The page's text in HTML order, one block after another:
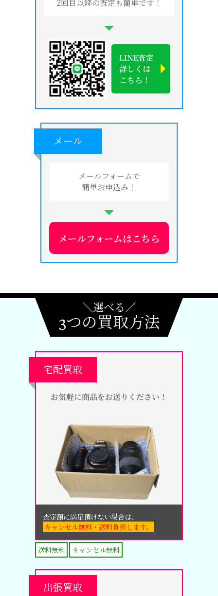
2回目以降の査定も簡単です！
LINE査定
詳しくは
こちら！
メール
メールフォームで
簡単お申込み！
メールフォームはこちら
＼選べる／
3つの買取方法
宅配買取
お気軽に商品をお送りください！
査定額に満足頂けない場合は、
キャンセル無料・送料負担します。
送料無料 キャンセル無料
出張買取